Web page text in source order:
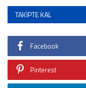
İLETİŞİM
siyasetciler.com
TAKIPTE KAL
Facebook
Pinterest